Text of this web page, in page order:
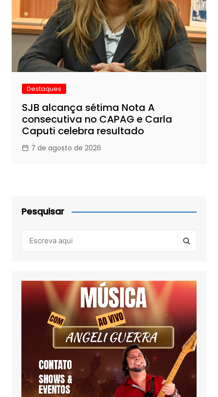
Destaques
SJB alcança sétima Nota A
consecutiva no CAPAG e Carla
Caputi celebra resultado
7 de agosto de 2026
Pesquisar